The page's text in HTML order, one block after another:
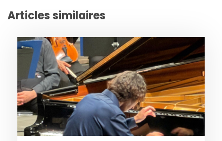
Articles similaires